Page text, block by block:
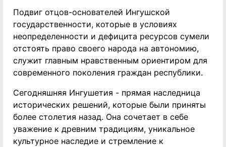
Подвиг отцов-основателей Ингушской
государственности, которые в условиях
неопределенности и дефицита ресурсов сумели
отстоять право своего народа на автономию,
служит главным нравственным ориентиром для
современного поколения граждан республики.
Сегодняшняя Ингушетия - прямая наследница
исторических решений, которые были приняты
более столетия назад. Она сочетает в себе
уважение к древним традициям, уникальное
культурное наследие и стремление к